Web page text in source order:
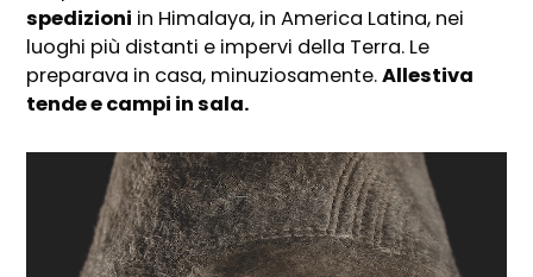
spedizioni in Himalaya, in America Latina, nei
luoghi più distanti e impervi della Terra. Le
preparava in casa, minuziosamente.Allestiva
tende e campi in sala.